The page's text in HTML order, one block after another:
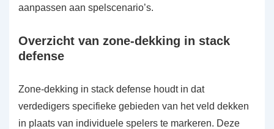
aanpassen aan spelscenario’s.
Overzicht van zone-dekking in stack
defense
Zone-dekking in stack defense houdt in dat
verdedigers specifieke gebieden van het veld dekken
in plaats van individuele spelers te markeren. Deze